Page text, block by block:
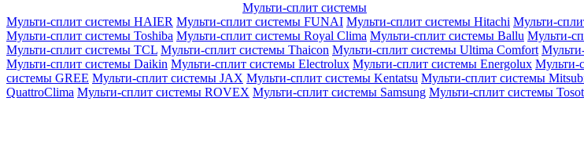
Мульти-сплит системы
Мульти-сплит системы HAIER Мульти-сплит системы FUNAI Мульти-сплит системы Hitachi Мульти-
Мульти-сплит системы Toshiba Мульти-сплит системы Royal Clima Мульти-сплит системы Ballu Мульти-
Мульти-сплит системы TCL Мульти-сплит системы Thaicon Мульти-сплит системы Ultima Comfort
Мульти-сплит системы Daikin Мульти-сплит системы Electrolux Мульти-сплит системы Energolux Мульти-
системы GREE Мульти-сплит системы JAX Мульти-сплит системы Kentatsu Мульти-сплит системы
QuattroClima Мульти-сплит системы ROVEX Мульти-сплит системы Samsung Мульти-сплит системы Tosot